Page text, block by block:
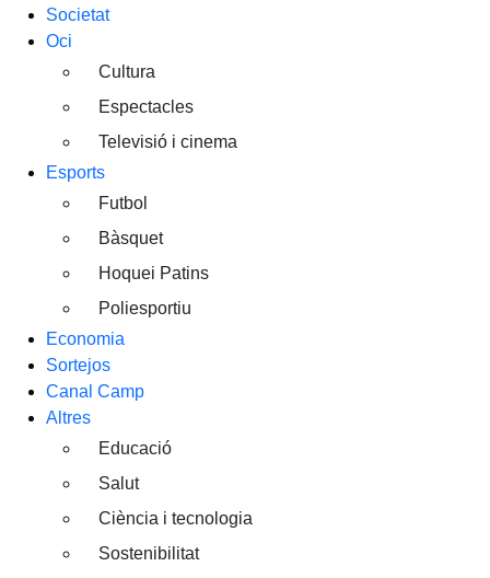
Societat
Oci
Cultura
Espectacles
Televisió i cinema
Esports
Futbol
Bàsquet
Hoquei Patins
Poliesportiu
Economia
Sortejos
Canal Camp
Altres
Educació
Salut
Ciència i tecnologia
Sostenibilitat